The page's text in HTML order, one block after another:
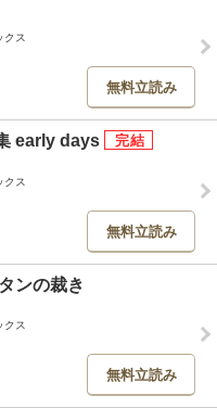
クス
無料立読み
early days
クス
無料立読み
ンの裁き
クス
無料立読み